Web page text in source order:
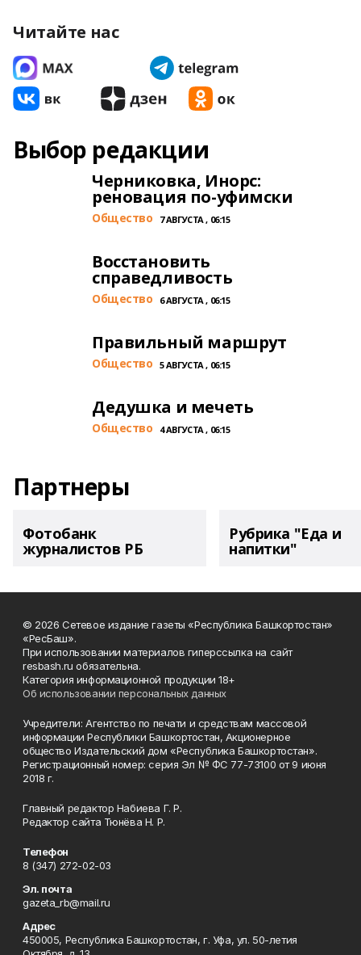
Читайте нас
Выбор редакции
Черниковка, Инорс:
реновация по-уфимски
Общество 7 АВГУСТА , 06:15
Восстановить
справедливость
Общество 6 АВГУСТА , 06:15
Правильный маршрут
Общество 5 АВГУСТА , 06:15
Дедушка и мечеть
Общество 4 АВГУСТА , 06:15
Партнеры
Фотобанк
журналистов РБ
Рубрика "Еда и
напитки"
© 2026 Сетевое издание газеты «Республика Башкортостан»
«РесБаш».
При использовании материалов гиперссылка на сайт
resbash.ru обязательна.
Категория информационной продукции 18+
Об использовании персональных данных
Учредители: Агентство по печати и средствам массовой
информации Республики Башкортостан, Акционерное
общество Издательский дом «Республика Башкортостан».
Регистрационный номер: серия Эл № ФС 77-73100 от 9 июня
2018 г.
Главный редактор Набиева Г. Р.
Редактор сайта Тюнёва Н. Р.
Телефон
8 (347) 272-02-03
Эл. почта
gazeta_rb@mail.ru
Адрес
450005, Республика Башкортостан, г. Уфа, ул. 50-летия